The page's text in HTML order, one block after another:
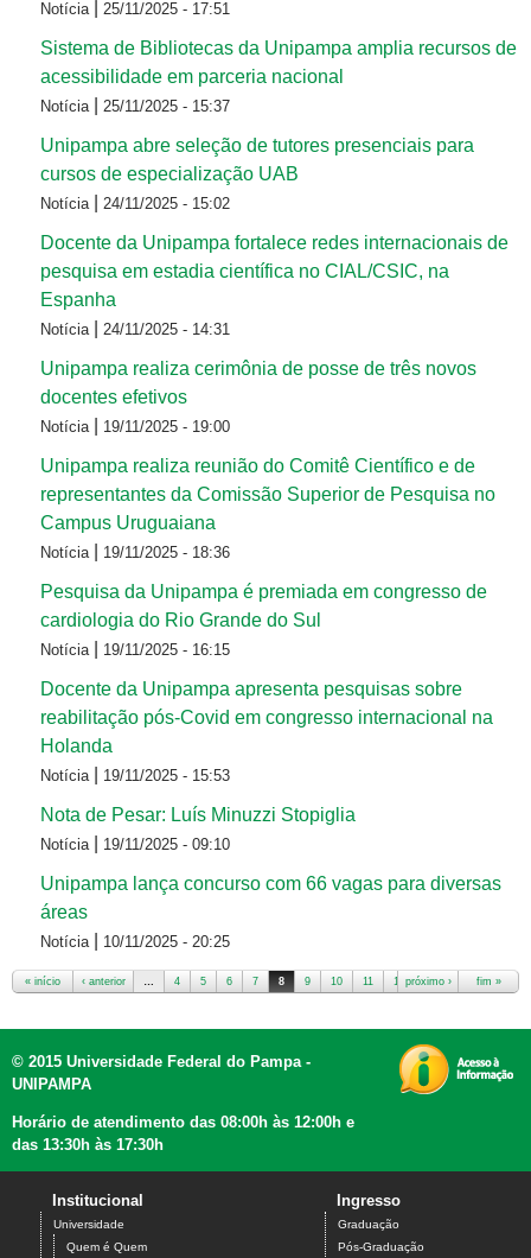
Notícia 25/11/2025 - 17:51
Sistema de Bibliotecas da Unipampa amplia recursos de
acessibilidade em parceria nacional
Notícia 25/11/2025 - 15:37
Unipampa abre seleção de tutores presenciais para
cursos de especialização UAB
Notícia 24/11/2025 - 15:02
Docente da Unipampa fortalece redes internacionais de
pesquisa em estadia científica no CIAL/CSIC, na
Espanha
Notícia 24/11/2025 - 14:31
Unipampa realiza cerimônia de posse de três novos
docentes efetivos
Notícia 19/11/2025 - 19:00
Unipampa realiza reunião do Comitê Científico e de
representantes da Comissão Superior de Pesquisa no
Campus Uruguaiana
Notícia 19/11/2025 - 18:36
Pesquisa da Unipampa é premiada em congresso de
cardiologia do Rio Grande do Sul
Notícia 19/11/2025 - 16:15
Docente da Unipampa apresenta pesquisas sobre
reabilitação pós-Covid em congresso internacional na
Holanda
Notícia 19/11/2025 - 15:53
Nota de Pesar: Luís Minuzzi Stopiglia
Notícia 19/11/2025 - 09:10
Unipampa lança concurso com 66 vagas para diversas
áreas
Notícia 10/11/2025 - 20:25
« início ‹ anterior … 4 5 6 7 8 9 10 11 12 …
próximo › fim »
© 2015 Universidade Federal do Pampa -
UNIPAMPA
Horário de atendimento das 08:00h às 12:00h e
das 13:30h às 17:30h
Institucional
Universidade
Quem é Quem
Ingresso
Graduação
Pós-Graduação